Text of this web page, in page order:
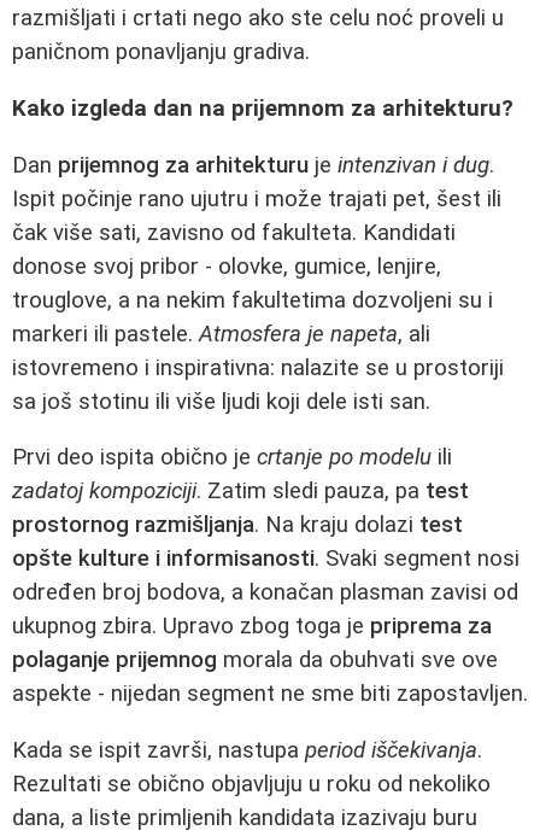
razmišljati i crtati nego ako ste celu noć proveli u
paničnom ponavljanju gradiva.
Kako izgleda dan na prijemnom za arhitekturu?
Dan prijemnog za arhitekturu je intenzivan i dug.
Ispit počinje rano ujutru i može trajati pet, šest ili
čak više sati, zavisno od fakulteta. Kandidati
donose svoj pribor - olovke, gumice, lenjire,
trouglove, a na nekim fakultetima dozvoljeni su i
markeri ili pastele.Atmosfera je napeta, ali
istovremeno i inspirativna: nalazite se u prostoriji
sa još stotinu ili više ljudi koji dele isti san.
Prvi deo ispita obično je crtanje po modelu ili
zadatoj kompoziciji. Zatim sledi pauza, pa test
prostornog razmišljanja. Na kraju dolazi test
opšte kulture i informisanosti. Svaki segment nosi
određen broj bodova, a konačan plasman zavisi od
ukupnog zbira. Upravo zbog toga je priprema za
polaganje prijemnog morala da obuhvati sve ove
aspekte - nijedan segment ne sme biti zapostavljen.
Kada se ispit završi, nastupa period iščekivanja.
Rezultati se obično objavljuju u roku od nekoliko
dana, a liste primljenih kandidata izazivaju buru